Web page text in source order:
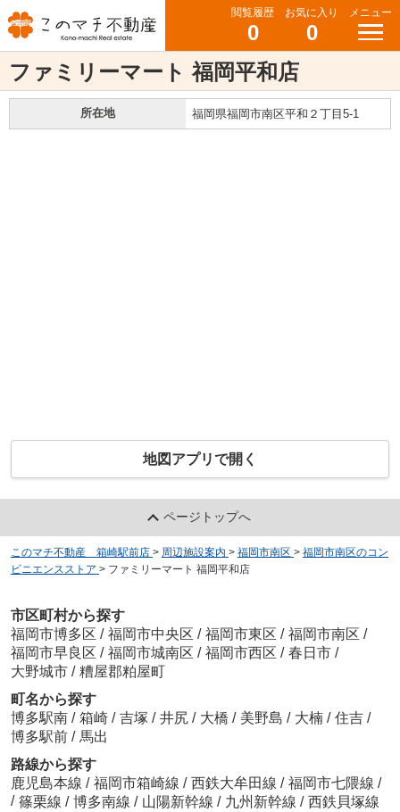
閲覧履歴
0
お気に入り
0
メニュー
ファミリーマート 福岡平和店
所在地 福岡県福岡市南区平和２丁目5-1
地図アプリで開く
ページトップへ
このマチ不動産 箱崎駅前店 > 周辺施設案内 > 福岡市南区 > 福岡市南区のコン
ビニエンスストア > ファミリーマート 福岡平和店
市区町村から探す
福岡市博多区 / 福岡市中央区 / 福岡市東区 / 福岡市南区 /
福岡市早良区 / 福岡市城南区 / 福岡市西区 / 春日市 /
大野城市 / 糟屋郡粕屋町
町名から探す
博多駅南 / 箱崎 / 吉塚 / 井尻 / 大橋 / 美野島 / 大楠 / 住吉 /
博多駅前 / 馬出
路線から探す
鹿児島本線 / 福岡市箱崎線 / 西鉄大牟田線 / 福岡市七隈線 /
/ 篠栗線 / 博多南線 / 山陽新幹線 / 九州新幹線 / 西鉄貝塚線